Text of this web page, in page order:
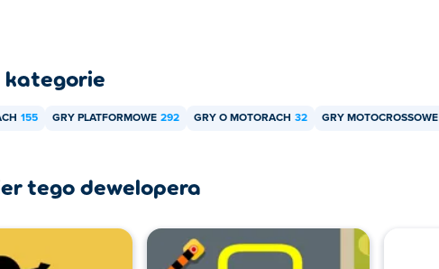
kategorie
155 GRY PLATFORMOWE 292 GRY O MOTORACH 32 GRY MOTOCROSSOWE
tego dewelopera